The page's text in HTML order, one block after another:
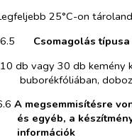
25°C-on
6.5​
Csomagolás
10 db vagy 30 db kemény
buborékfóliában,
A megsemmisítésre
és egyéb, a
információk